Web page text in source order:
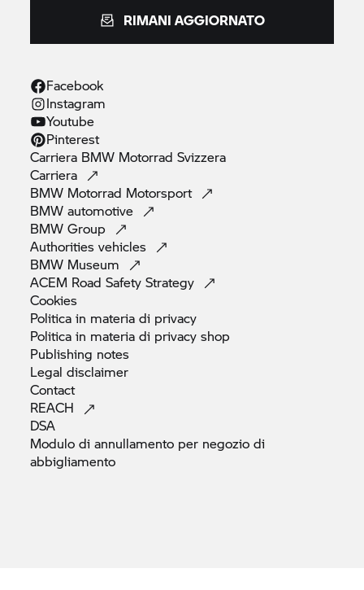
RIMANI AGGIORNATO
Facebook
Instagram
Youtube
Pinterest
Carriera BMW Motorrad Svizzera
Carriera
BMW Motorrad Motorsport
BMWautomotive
BMWGroup
Authoritiesvehicles
BMW Museum
ACEM Road SafetyStrategy
Cookies
Politica in materia di privacy
Politica in materia di privacyshop
Publishing notes
Legaldisclaimer
Contact
REACH
DSA
Modulo di annullamento per negozio di
abbigliamento